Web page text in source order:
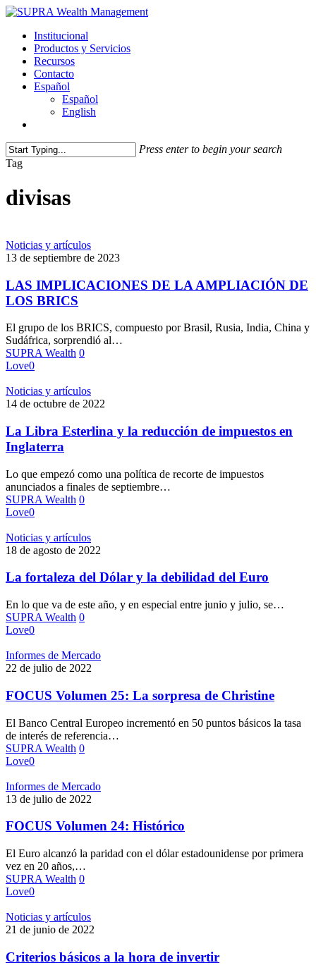
Skip
main
content
Menu
Institucional
Productos y Servicios
Recursos
Contacto
Español
Español
English
Press enter to begin your search
Close
Tag
divisas
Noticias y artículos
13 de septiembre de 2023
LAS IMPLICACIONES DE LA AMPLIACIÓN DE
LOS BRICS
El grupo de los BRICS, compuesto por Brasil, Rusia, India, China y
Sudáfrica, sorprendió al…
SUPRA Wealth 0
Love0
Noticias y artículos
14 de octubre de 2022
La Libra Esterlina y la reducción de impuestos en
Inglaterra
Lo que empezó como una política de recorte de impuestos
anunciados a finales de septiembre…
SUPRA Wealth 0
Love0
Noticias y artículos
18 de agosto de 2022
La fortaleza del Dólar y la debilidad del Euro
En lo que va de este año, y en especial entre junio y julio, se…
SUPRA Wealth 0
Love0
Informes de Mercado
22 de julio de 2022
FOCUS Volumen 25: La sorpresa de Christine
El Banco Central Europeo incrementó en 50 puntos básicos la tasa
de interés de referencia…
SUPRA Wealth 0
Love0
Informes de Mercado
13 de julio de 2022
FOCUS Volumen 24: Histórico
El Euro alcanzó la paridad con el dólar estadounidense por primera
vez en 20 años,…
SUPRA Wealth 0
Love0
Noticias y artículos
21 de junio de 2022
Criterios básicos a la hora de invertir